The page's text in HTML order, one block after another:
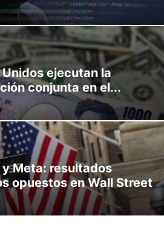
ejecutan la
conjunta en el...
Meta: resultados
opuestos en Wall Street